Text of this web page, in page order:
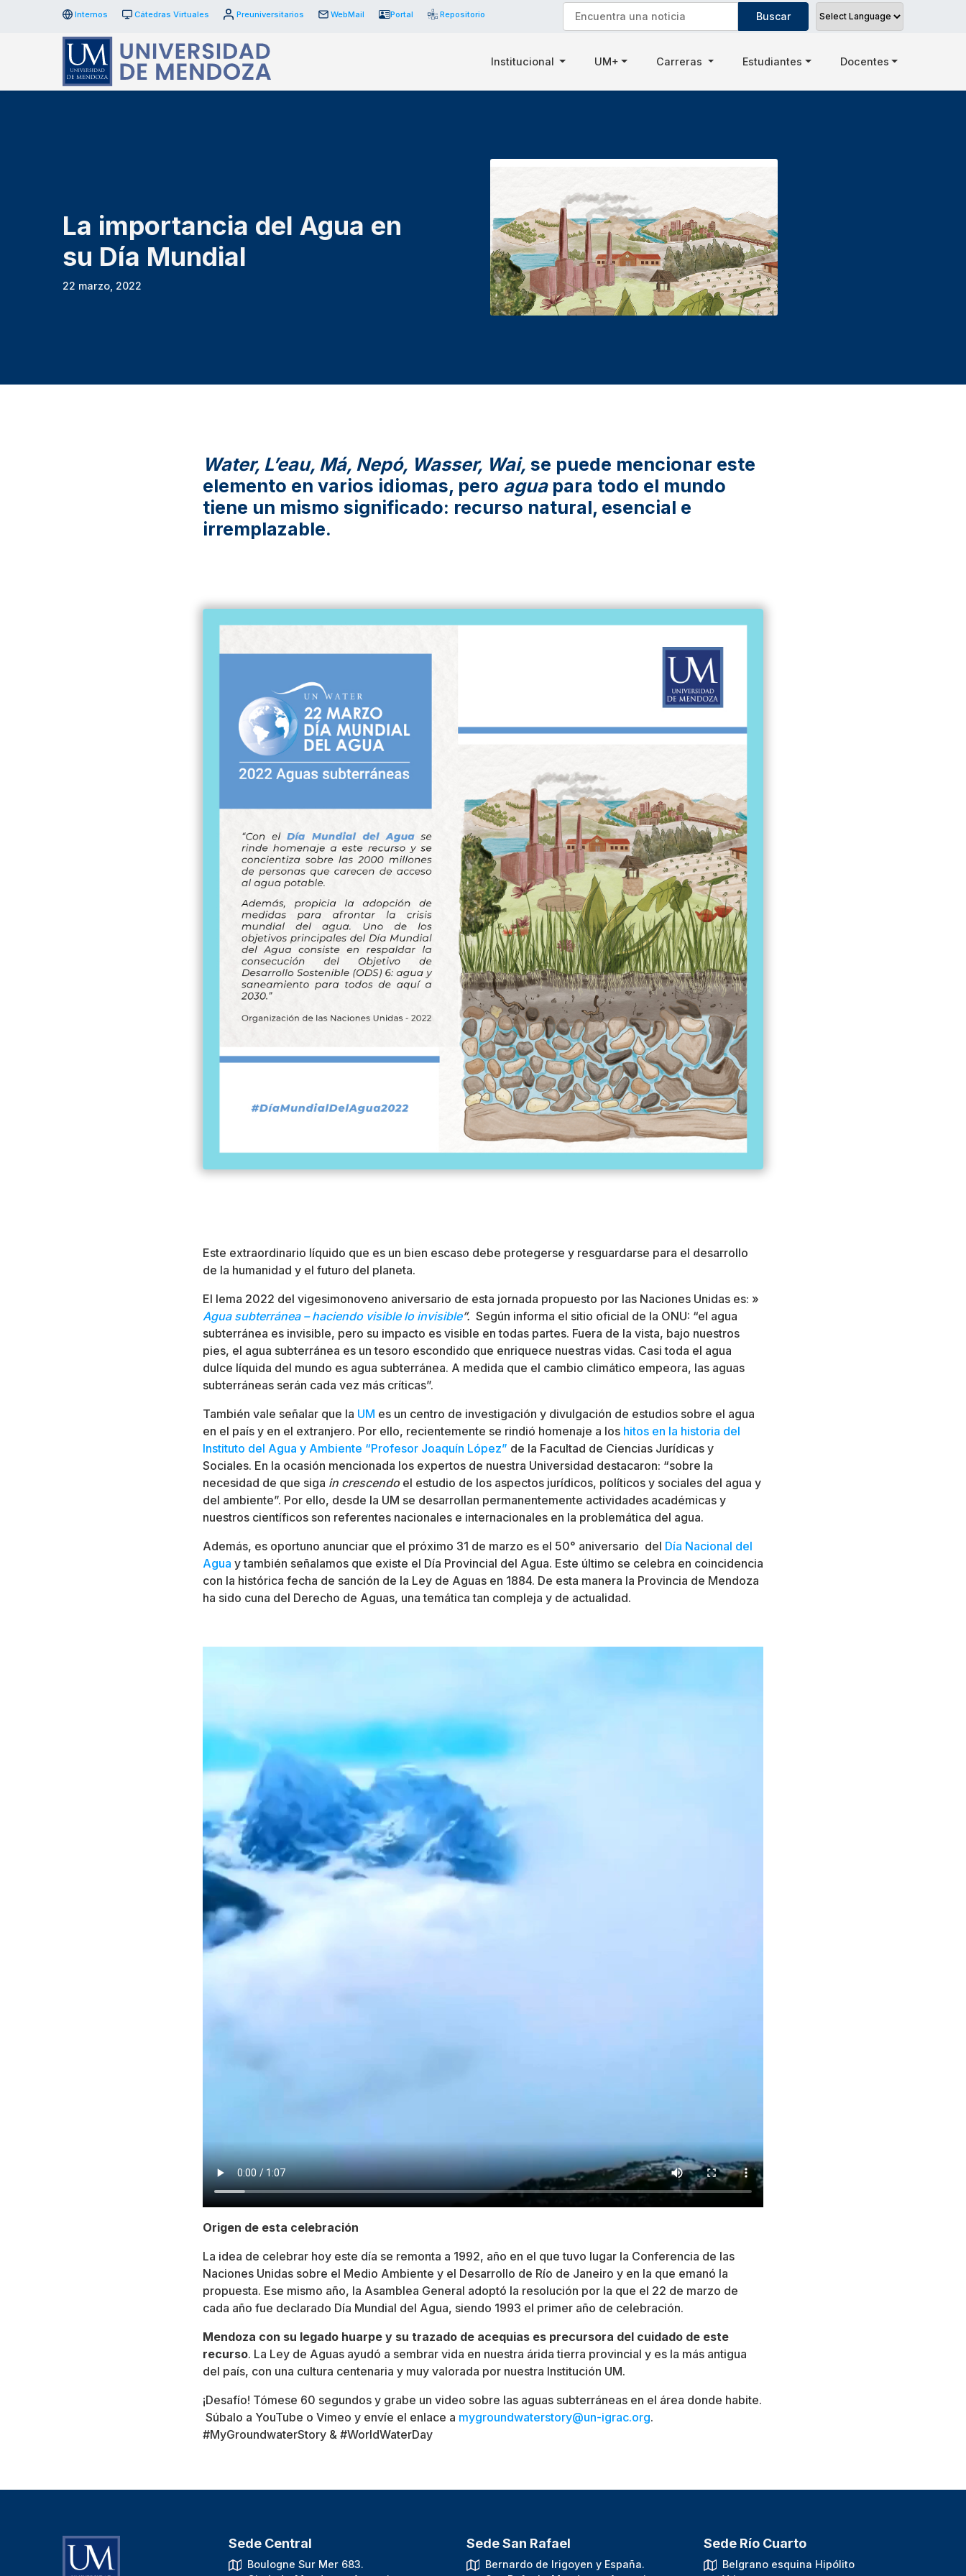
Internos Cátedras Virtuales Preuniversitarios WebMail Portal Repositorio
Institucional UM+ Carreras Estudiantes Docentes
La importancia del Agua en
su Día Mundial
22 marzo, 2022
Water, L’eau, Má, Nepó, Wasser, Wai, se puede mencionar este
elemento en varios idiomas, pero aguapara todo el mundo
tiene un mismo significado: recurso natural, esencial e
irremplazable.
Este extraordinario líquido que es un bien escaso debe protegerse y resguardarse para el desarrollo
de la humanidad y el futuro del planeta.
El lema 2022 del vigesimonoveno aniversario de esta jornada propuesto por las Naciones Unidas es: »
Agua subterránea – haciendo visible lo invisible”. Según informa el sitio oficial de la ONU: “el agua
subterránea es invisible, pero su impacto es visible en todas partes. Fuera de la vista, bajo nuestros
pies, el agua subterránea es un tesoro escondido que enriquece nuestras vidas. Casi toda el agua
dulce líquida del mundo es agua subterránea. A medida que el cambio climático empeora, las aguas
subterráneas serán cada vez más críticas”.
También vale señalar que la UM es un centro de investigación y divulgación de estudios sobre el agua
en el país y en el extranjero. Por ello, recientemente se rindió homenaje a los hitos en la historia del
Instituto del Agua y Ambiente “Profesor Joaquín López” de la Facultad de Ciencias Jurídicas y
Sociales. En la ocasión mencionada los expertos de nuestra Universidad destacaron: “sobre la
necesidad de que siga in crescendoel estudio de los aspectos jurídicos, políticos y sociales del agua y
del ambiente”. Por ello, desde la UM se desarrollan permanentemente actividades académicas y
nuestros científicos son referentes nacionales e internacionales en la problemática del agua.
Además, es oportuno anunciar que el próximo 31 de marzo es el 50° aniversario del Día Nacional del
Agua y también señalamos que existe el Día Provincial del Agua. Este último se celebra en coincidencia
con la histórica fecha de sanción de la Ley de Aguas en 1884. De esta manera la Provincia de Mendoza
ha sido cuna del Derecho de Aguas, una temática tan compleja y de actualidad.
Origen de esta celebración
La idea de celebrar hoy este día se remonta a 1992, año en el que tuvo lugar la Conferencia de las
Naciones Unidas sobre el Medio Ambiente y el Desarrollo de Río de Janeiro y en la que emanó la
propuesta. Ese mismo año, la Asamblea General adoptó la resolución por la que el 22 de marzo de
cada año fue declarado Día Mundial del Agua, siendo 1993 el primer año de celebración.
Mendoza con su legado huarpe y su trazado de acequias es precursora del cuidado de este
recurso. La Ley de Aguas ayudó a sembrar vida en nuestra árida tierra provincial y es la más antigua
del país, con una cultura centenaria y muy valorada por nuestra Institución UM.
¡Desafío! Tómese 60 segundos y grabe un video sobre las aguas subterráneas en el área donde habite.
Súbalo a YouTube o Vimeo y envíe el enlace a mygroundwaterstory@un-igrac.org.
#MyGroundwaterStory & #WorldWaterDay
Sede Central
Boulogne Sur Mer 683.
Sede San Rafael
Bernardo de Irigoyen y España.
Sede Río Cuarto
Belgrano esquina Hipólito